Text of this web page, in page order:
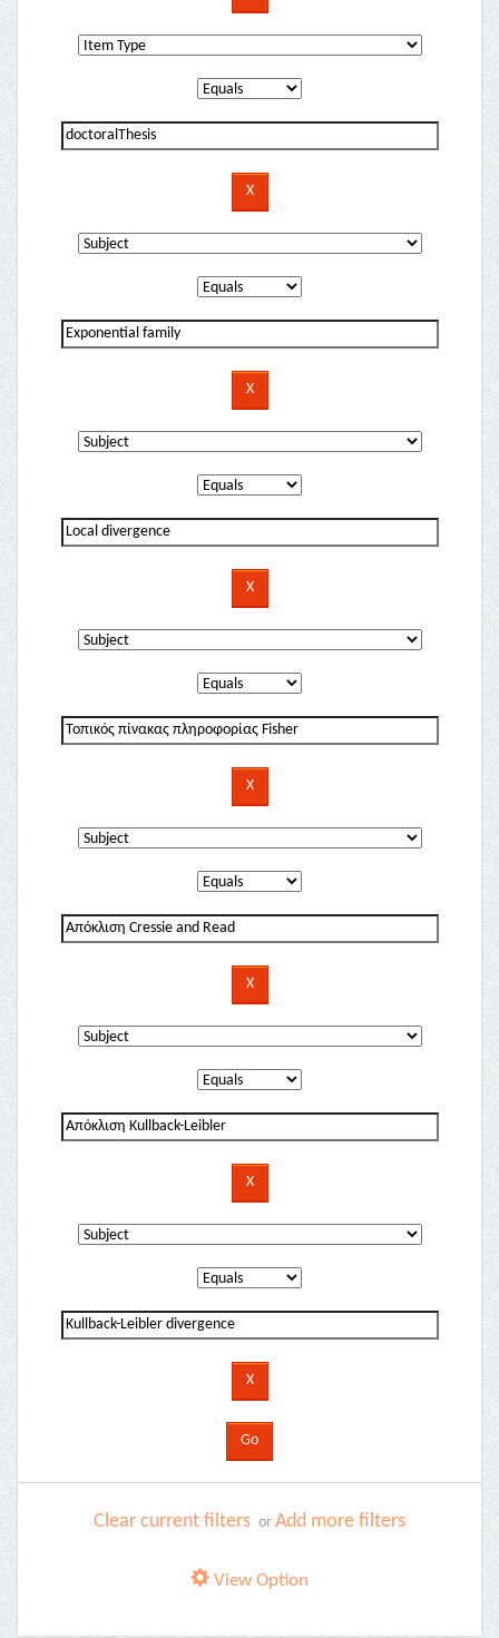
Clear current filters or Add more filters
View Option